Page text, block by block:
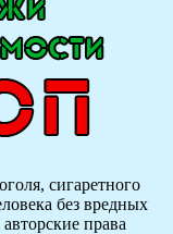
сигаретного
без вредных
права